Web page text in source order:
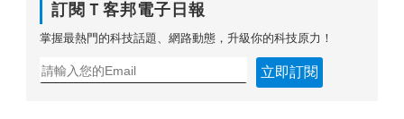
訂閱Ｔ客邦電子日報
掌握最熱門的科技話題、網路動態，升級你的科技原力！
立即訂閱